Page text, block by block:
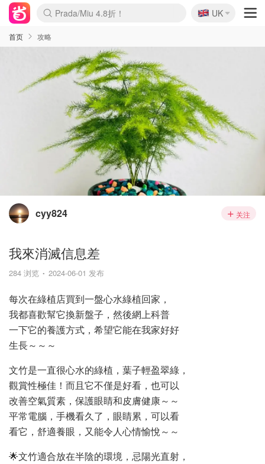
Prada/Miu 4.8折！
🇬🇧
UK
首页 攻略
cyy824 关注
我來消滅信息差
284 浏览 2024-06-01 发布
每次在綠植店買到一盤心水綠植回家，
我都喜歡幫它換新盤子，然後網上科普
一下它的養護方式，希望它能在我家好好
生長～～～
文竹是一直很心水的綠植，葉子輕盈翠綠，
觀賞性極佳！而且它不僅是好看，也可以
改善空氣質素，保護眼睛和皮膚健康～～
平常電腦，手機看久了，眼睛累，可以看
看它，舒適養眼，又能令人心情愉悅～～
🌟文竹適合放在半陰的環境，忌陽光直射，